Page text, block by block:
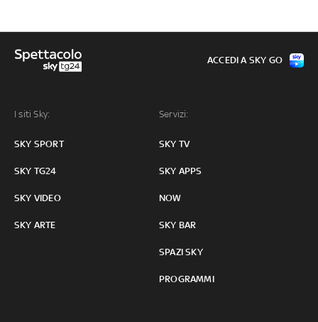
I siti Sky:
SKY SPORT
SKY TG24
SKY VIDEO
SKY ARTE
Servizi:
SKY TV
SKY APPS
NOW
SKY BAR
SPAZI SKY
PROGRAMMI
ACCEDI A SKY GO